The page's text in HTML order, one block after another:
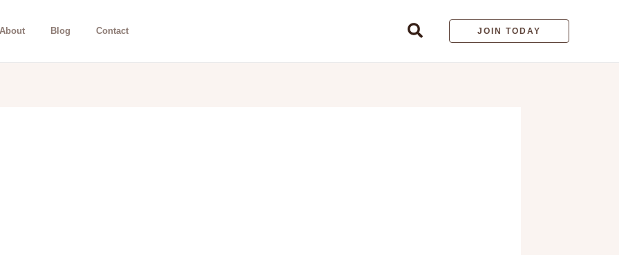
About Blog Contact Search JOIN TODAY